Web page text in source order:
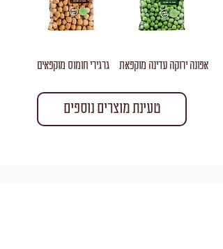
אפונה ירוקה עדינה מוקפאת גרגירי חומוס מוקפאים
טעינת מוצרים נוספים